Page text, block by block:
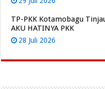
TP-PKK Kotamobagu
AKU HATINYA PKK
28 Juli 2026